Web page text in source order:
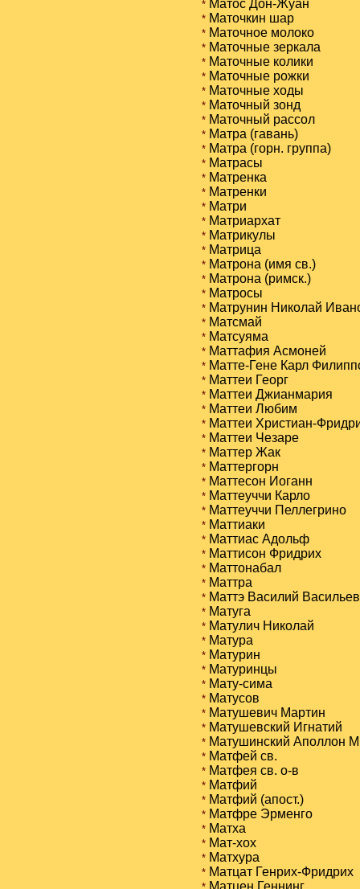
*Матос Дон-Жуан
*Маточкин шар
*Маточное молоко
*Маточные зеркала
*Маточные колики
*Маточные рожки
*Маточные ходы
*Маточный зонд
*Маточный рассол
*Матра (гавань)
*Матра (горн. группа)
*Матрасы
*Матренка
*Матренки
*Матри
*Матриархат
*Матрикулы
*Матрица
*Матрона (имя св.)
*Матрона (римск.)
*Матросы
*Матрунин Николай
*Матсмай
*Матсуяма
*Маттафия Асмоней
*Матте-Гене Карл
*Маттеи Георг
*Маттеи Джианмария
*Маттеи Любим
*Маттеи Христиан-
*Маттеи Чезаре
*Маттер Жак
*Маттергорн
*Маттесон Иоганн
*Маттеуччи Карло
*Маттеуччи Пеллегрино
*Маттиаки
*Маттиас Адольф
*Маттисон Фридрих
*Маттонабал
*Маттра
*Маттэ Василий
*Матуга
*Матулич Николай
*Матура
*Матурин
*Матуринцы
*Мату-сима
*Матусов
*Матушевич Мартин
*Матушевский Игнатий
*Матушинский Аполлон
*Матфей св.
*Матфея св. о-в
*Матфий
*Матфий (апост.)
*Матфре Эрменго
*Матха
*Мат-хох
*Матхура
*Матцат Генрих-Фридрих